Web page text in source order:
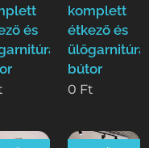
és
komplett
étkező és
ülőgarnitúra
bútor
0 Ft